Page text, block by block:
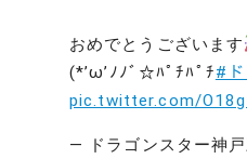
おめでとうございます
(*’ω’ﾉﾉﾞ☆ﾊﾟﾁﾊﾟﾁ#
pic.twitter.com/
— ドラゴンスター神